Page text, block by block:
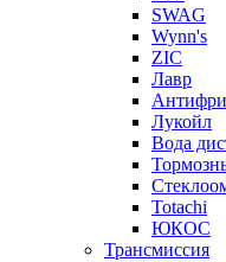
SWAG
Wynn's
ZIC
Лавр
Лукойл
Вода
Totachi
ЮКОС
Трансмиссия